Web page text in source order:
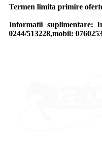
Termen limita primire
Informatii suplimentare:
0244/513228,mobil: